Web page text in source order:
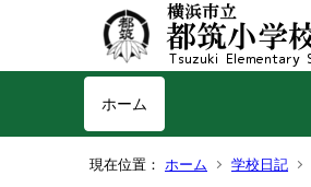
ホーム
現在位置： ホーム 学校日記